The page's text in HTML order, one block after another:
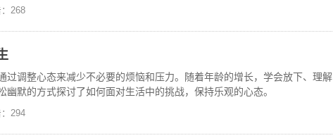
：268
过调整心态来减少不必要的烦恼和压力。随着年龄的增长，学会放下、理解
幽默的方式探讨了如何面对生活中的挑战，保持乐观的心态。
：294